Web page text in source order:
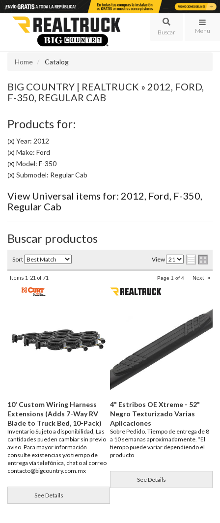
Menu
Home Catalog
BIG COUNTRY | REALTRUCK » 2012, FORD,
F-350, REGULAR CAB
Products for:
(X) Year: 2012
(X) Make: Ford
(X) Model: F-350
(X) Submodel: Regular Cab
View Universal items for: 2012, Ford, F-350,
Regular Cab
Buscar productos
Sort View
Items 1-21 of71 Page 1 of 4 Next »
10' Custom Wiring Harness
Extensions (Adds 7-Way RV
Blade to Truck Bed, 10-Pack)
Inventario Sujeto a disponibilidad, Las
cantidades pueden cambiar sin previo
aviso. Para mayor información
consulte existencias y/o tiempo de
entrega vía telefónica, chat o al correo
contacto@bigcountry.com.mx
See Details
4" Estribos OE Xtreme - 52"
Negro Texturizado Varias
Aplicaciones
Sobre Pedido. Tiempo de entrega de 8
a 10 semanas aproximadamente. *El
tiempo puede variar dependiendo el
producto
See Details